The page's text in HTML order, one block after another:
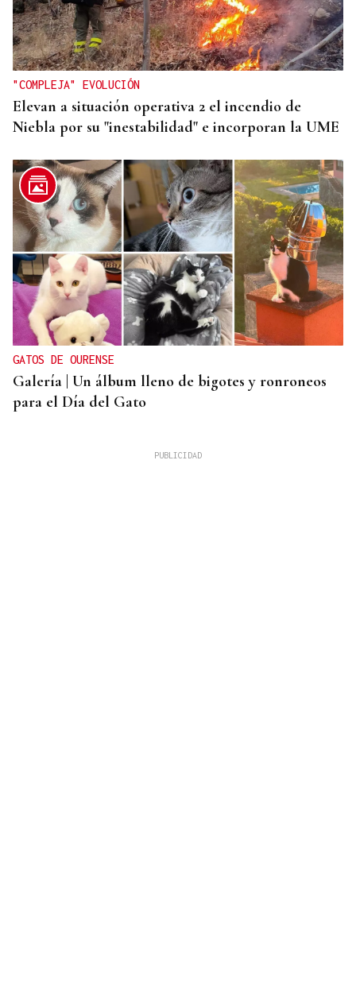
"COMPLEJA" EVOLUCIÓN
Elevan a situación operativa 2 el incendio de
Niebla por su "inestabilidad" e incorporan la UME
GATOS DE OURENSE
Galería | Un álbum lleno de bigotes y ronroneos
para el Día del Gato